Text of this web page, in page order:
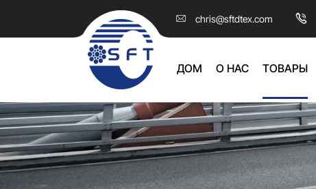
chris@sftdtex.com
ДОМ О НАС ТОВАРЫ
Изопреновый
каучук,